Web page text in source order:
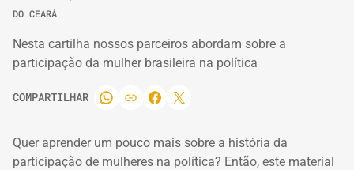
DO CEARÁ
Nesta cartilha nossos parceiros abordam sobre a
participação da mulher brasileira na política
COMPARTILHAR
Quer aprender um pouco mais sobre a história da
participação de mulheres na política? Então, este material